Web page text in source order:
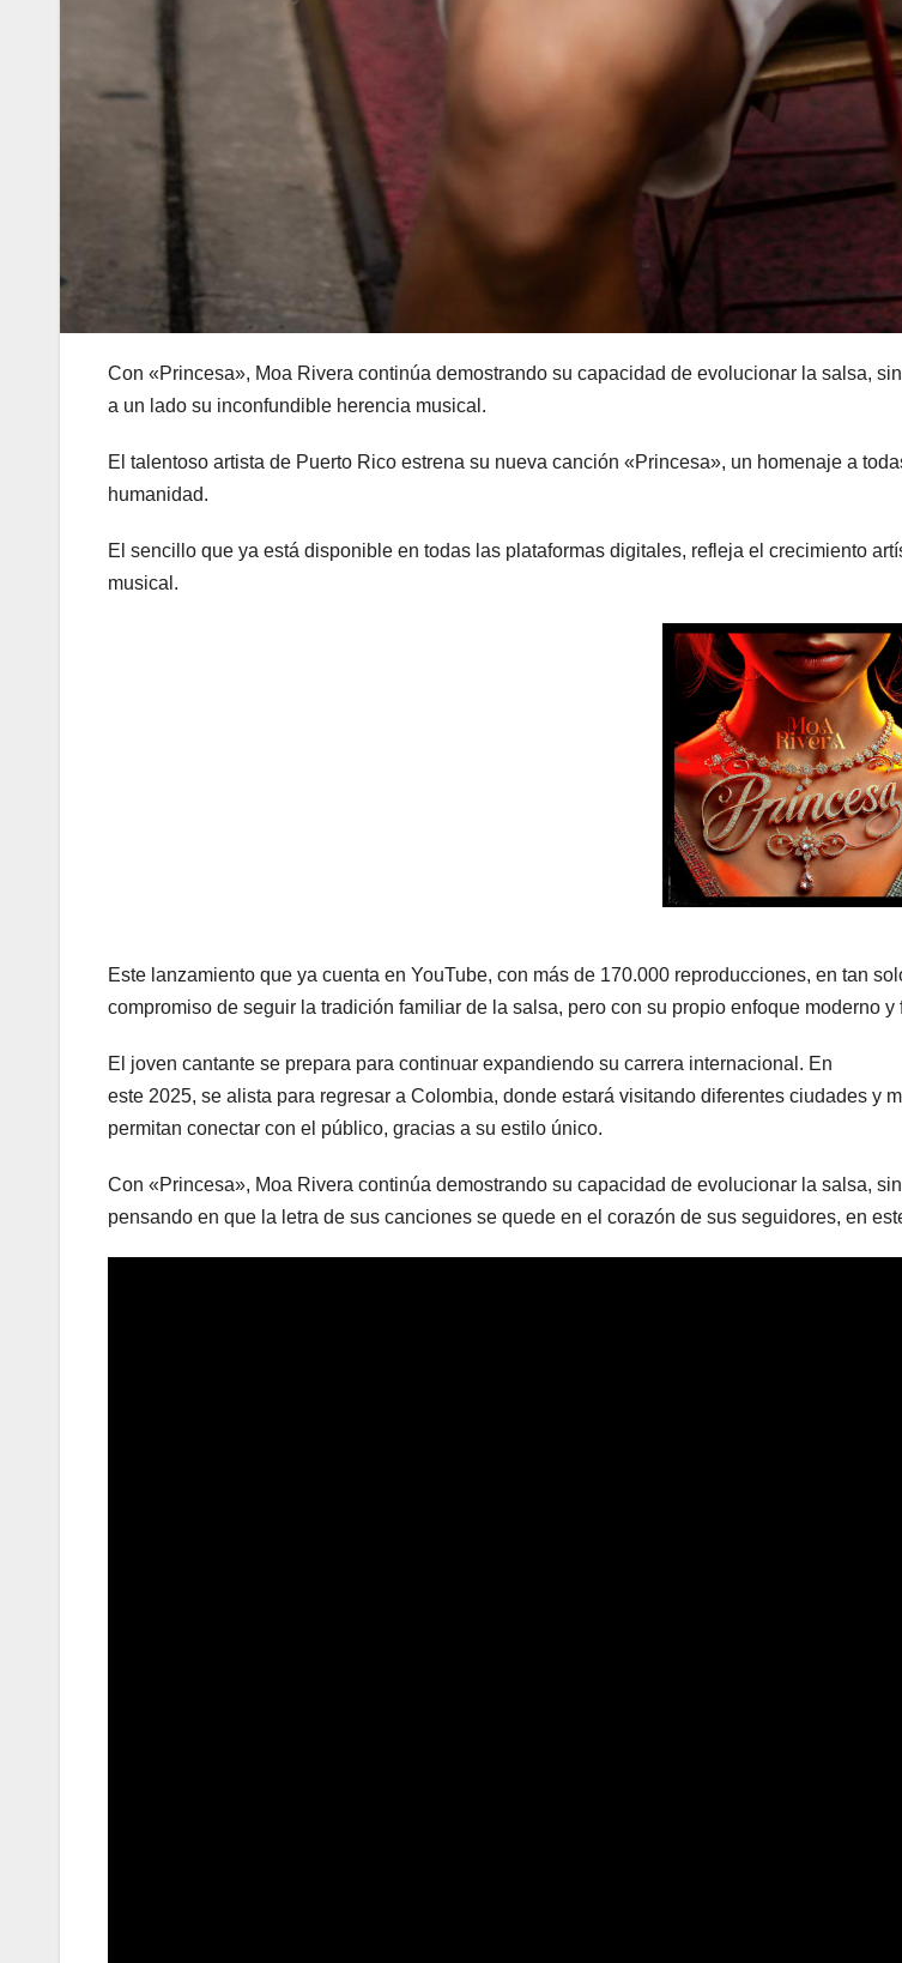
Con «Princesa», Moa Rivera continúa demostrando su capacidad de evolucionar la salsa,
a un lado su inconfundible herencia musical.
El talentoso artista de Puerto Rico estrena su nueva canción «Princesa», un homenaje a
humanidad.
El sencillo que ya está disponible en todas las plataformas digitales, refleja el crecimiento
musical.
Este lanzamiento que ya cuenta en YouTube, con más de 170.000 reproducciones, en tan
compromiso de seguir la tradición familiar de la salsa, pero con su propio enfoque moderno y
El joven cantante se prepara para continuar expandiendo su carrera internacional. En
este 2025, se alista para regresar a Colombia, donde estará visitando diferentes ciudades y
permitan conectar con el público, gracias a su estilo único.
Con «Princesa», Moa Rivera continúa demostrando su capacidad de evolucionar la salsa,
pensando en que la letra de sus canciones se quede en el corazón de sus seguidores, en